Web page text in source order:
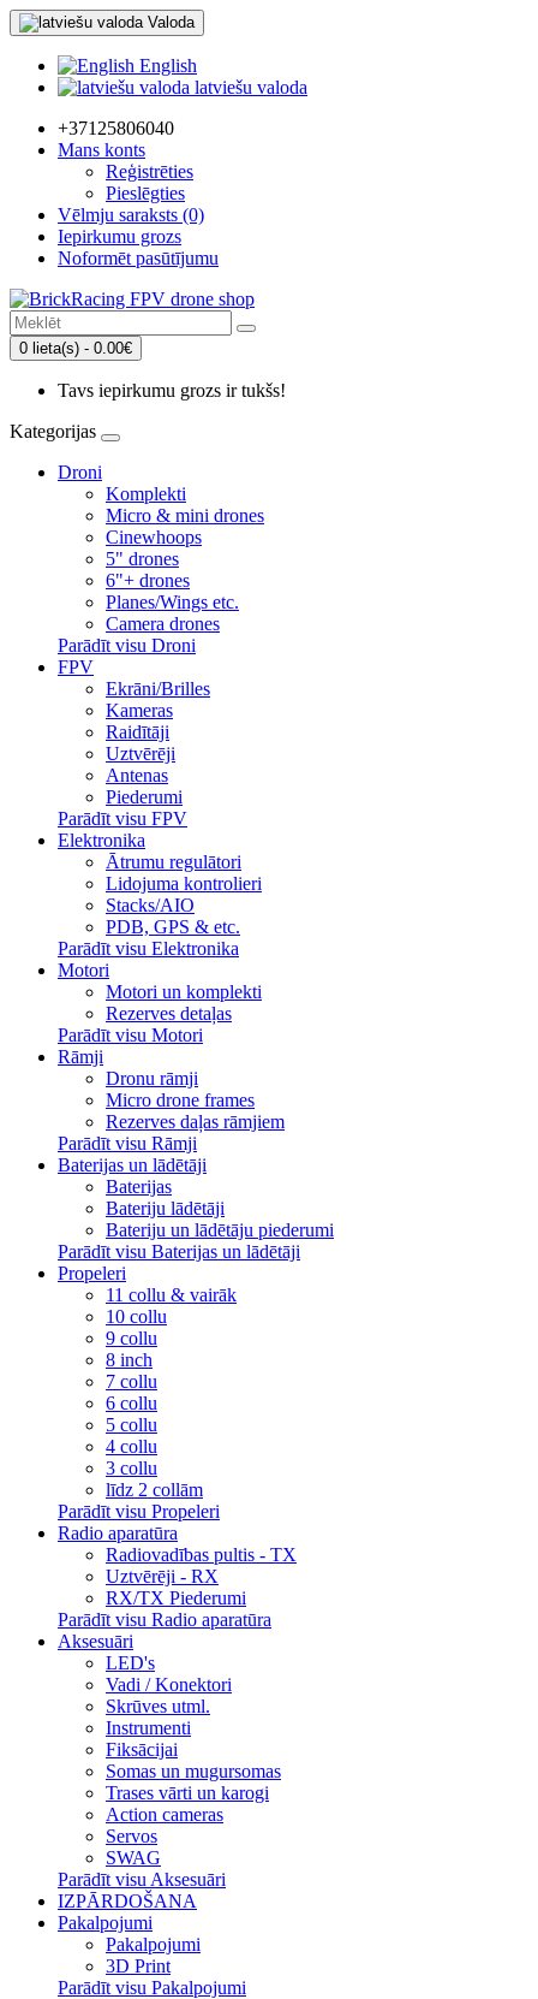
Valoda
English
latviešu valoda
+37125806040
Mans konts
Reģistrēties
Pieslēgties
Vēlmju saraksts (0)
Iepirkumu grozs
Noformēt pasūtījumu
0 lieta(s) - 0.00€
Tavs iepirkumu grozs ir tukšs!
Kategorijas
Droni
Komplekti
Micro & mini drones
Cinewhoops
5" drones
6"+ drones
Planes/Wings etc.
Camera drones
Parādīt visu Droni
FPV
Ekrāni/Brilles
Kameras
Raidītāji
Uztvērēji
Antenas
Piederumi
Parādīt visu FPV
Elektronika
Ātrumu regulātori
Lidojuma kontrolieri
Stacks/AIO
PDB, GPS & etc.
Parādīt visu Elektronika
Motori
Motori un komplekti
Rezerves detaļas
Parādīt visu Motori
Rāmji
Dronu rāmji
Micro drone frames
Rezerves daļas rāmjiem
Parādīt visu Rāmji
Baterijas un lādētāji
Baterijas
Bateriju lādētāji
Bateriju un lādētāju piederumi
Parādīt visu Baterijas un lādētāji
Propeleri
11 collu & vairāk
10 collu
9 collu
8 inch
7 collu
6 collu
5 collu
4 collu
3 collu
līdz 2 collām
Parādīt visu Propeleri
Radio aparatūra
Radiovadības pultis - TX
Uztvērēji - RX
RX/TX Piederumi
Parādīt visu Radio aparatūra
Aksesuāri
LED's
Vadi / Konektori
Skrūves utml.
Instrumenti
Fiksācijai
Somas un mugursomas
Trases vārti un karogi
Action cameras
Servos
SWAG
Parādīt visu Aksesuāri
IZPĀRDOŠANA
Pakalpojumi
Pakalpojumi
3D Print
Parādīt visu Pakalpojumi